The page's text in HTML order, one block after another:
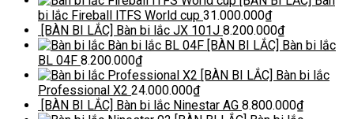
bi lắc Fireball ITFS World cup 31.000.000₫
[BÀN BI LẮC] Bàn bi lắc JX 101J 8.200.000₫
[BÀN BI LẮC] Bàn bi lắc
BL 04F 8.200.000₫
[BÀN BI LẮC] Bàn bi lắc
Professional X2 24.000.000₫
[BÀN BI LẮC] Bàn bi lắc Ninestar AG 8.800.000₫